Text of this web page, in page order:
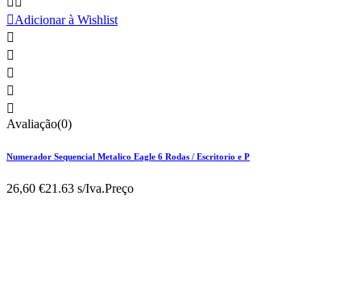
Adicionar à Wishlist





Avaliação(0)
Numerador Sequencial Metalico Eagle 6 Rodas / Escritorio e P
26,60 €21.63 s/Iva.Preço